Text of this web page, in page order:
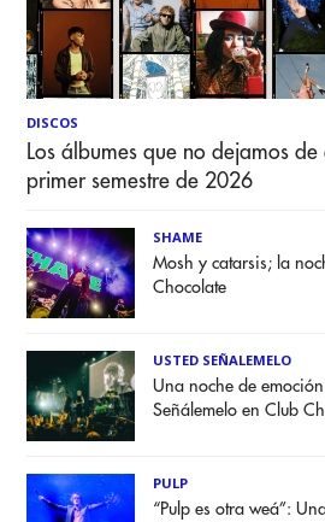
DISCOS
Los álbumes que no dejamos de
primer semestre de 2026
SHAME
Mosh y catarsis; la
Chocolate
USTED SEÑALEMELO
Una noche de
Señálemelo en Club
PULP
“Pulp es otra weá”: